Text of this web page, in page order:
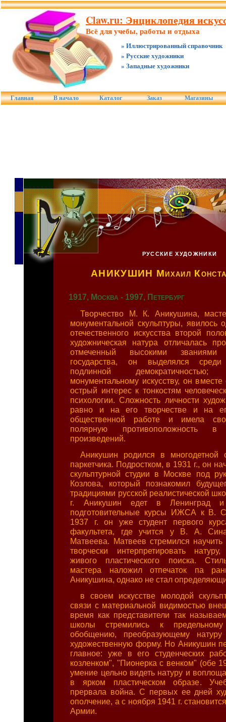
Claw.ru: Энциклопедия
Всё для учебы, работы и отдыха
» Иллюстрированный справочник
» Русские художники
» Западные художники
Главная В начало Каталог Заказ Магазины
РУССКИЕ ХУДОЖНИКИ
АНИКУШИН Михаил
1917, Москва - 1997, Петербург
Творчество М. К. Аникушина,
монументальной скульптуры, явилось
отечественного искусства второй
художническая натура отличалась
отмеченный высокими
государства, он выделялся
подлинной
монументальному искусству, он
острый интерес к тонкостям
психологии. Сложность личности
равно и на его творчестве и на
общественной работе и имела
полярную противоположность
произведений.
Аникушин родился в многодетной
паркетчика. Подростком, в 1931 г., он
скульптурной студии в Москве под
Козлова, который познакомил
традициями русской реалистической
г. Аникушин едет в Ленинград и
подготовительные курсы ИЖСА к В.
1937 г. он уже студент первого
факультета, где учится у В. А.
Матвеева. Матвеев стремился научить
творчески интерпретировать
живого пластического поиска.
мастера наложил отпечаток па
Аникушина, однако не стал
в своем искусстве молодой
связи с материальной видимостью
время как представители так
школы стремились к предельному
обобщению, преобразующему
художественную форму. Но Аникушин
главное: уже в его студенческих
козленком", "Пионерка с венком" (обе
умение цельно видеть натуру и
в ярком пластическом образе.
прервала война. С первых ее дней
ополчение, а с ноября 1941 г.
Армии.